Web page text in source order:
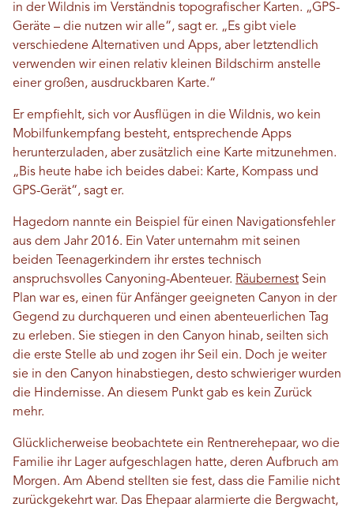
in der Wildnis im Verständnis topografischer Karten. „GPS-
Geräte – die nutzen wir alle“, sagt er. „Es gibt viele
verschiedene Alternativen und Apps, aber letztendlich
verwenden wir einen relativ kleinen Bildschirm anstelle
einer großen, ausdruckbaren Karte.“
Er empfiehlt, sich vor Ausflügen in die Wildnis, wo kein
Mobilfunkempfang besteht, entsprechende Apps
herunterzuladen, aber zusätzlich eine Karte mitzunehmen.
„Bis heute habe ich beides dabei: Karte, Kompass und
GPS-Gerät“, sagt er.
Hagedorn nannte ein Beispiel für einen Navigationsfehler
aus dem Jahr 2016. Ein Vater unternahm mit seinen
beiden Teenagerkindern ihr erstes technisch
anspruchsvolles Canyoning-Abenteuer. Räubernest Sein
Plan war es, einen für Anfänger geeigneten Canyon in der
Gegend zu durchqueren und einen abenteuerlichen Tag
zu erleben. Sie stiegen in den Canyon hinab, seilten sich
die erste Stelle ab und zogen ihr Seil ein. Doch je weiter
sie in den Canyon hinabstiegen, desto schwieriger wurden
die Hindernisse. An diesem Punkt gab es kein Zurück
mehr.
Glücklicherweise beobachtete ein Rentnerehepaar, wo die
Familie ihr Lager aufgeschlagen hatte, deren Aufbruch am
Morgen. Am Abend stellten sie fest, dass die Familie nicht
zurückgekehrt war. Das Ehepaar alarmierte die Bergwacht,